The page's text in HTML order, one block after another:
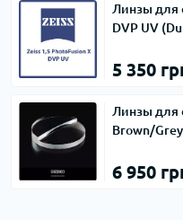
Линзы для
DVP UV
5 350
Линзы для
Brown/Grey
6 950